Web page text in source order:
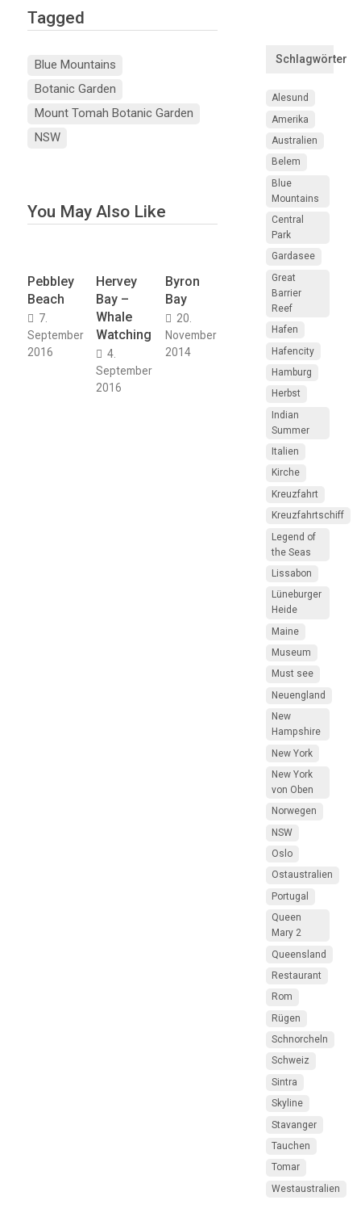
Tagged
Blue Mountains
Botanic Garden
Mount Tomah Botanic Garden
NSW
You May Also Like
Pebbley
Beach
7.
September
2016
Hervey
Bay –
Whale
Watching
4.
September
2016
Byron
Bay
20.
November
2014
Schlagwörter
Alesund
Amerika
Australien
Belem
Blue
Mountains
Central
Park
Gardasee
Great
Barrier
Reef
Hafen
Hafencity
Hamburg
Herbst
Indian
Summer
Italien
Kirche
Kreuzfahrt
Kreuzfahrtschiff
Legend of
the Seas
Lissabon
Lüneburger
Heide
Maine
Museum
Must see
Neuengland
New
Hampshire
New York
New York
von Oben
Norwegen
NSW
Oslo
Ostaustralien
Portugal
Queen
Mary 2
Queensland
Restaurant
Rom
Rügen
Schnorcheln
Schweiz
Sintra
Skyline
Stavanger
Tauchen
Tomar
Westaustralien